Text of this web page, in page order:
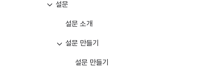
설문
설문 소개
설문 만들기
설문 만들기